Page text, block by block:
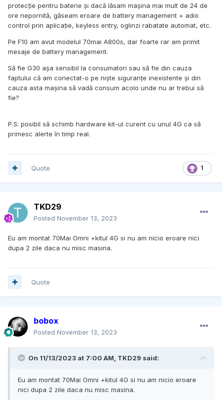
protecție pentru baterie și dacă lăsam mașina mai mult de 24 de
ore nepornită, găseam eroare de battery management + adio
control prin aplicație, keyless entry, oglinzi rabatate automat, etc.
Pe F10 am avut modelul 70mai A800s, dar foarte rar am primit
mesaje de battery management.
Să fie G30 așa sensibil la consumatori sau să fie din cauza
faptului că am conectat-o pe niște siguranțe inexistente și din
cauza asta mașina să vadă consum acolo unde nu ar trebui să
fie?
P.S: posibil să schimb hardware kit-ul curent cu unul 4G ca să
primesc alerte în timp real.
1
Quote
TKD29
Posted November 13, 2023
Eu am montat 70Mai Omni +kitul 4G si nu am nicio eroare nici
dupa 2 zile daca nu misc masina.
Quote
bobox
Posted November 13, 2023
On 11/13/2023 at 7:00 AM, TKD29 said:
Eu am montat 70Mai Omni +kitul 4G si nu am nicio eroare
nici dupa 2 zile daca nu misc masina.